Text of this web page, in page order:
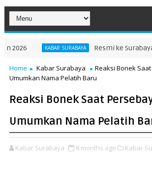
Resmi ke Surabaya! Aji Santoso Punya
Home Kabar Surabaya
Reaksi Bonek
Umumkan Nama Pelatih Baru
Reaksi Bonek Saat
Umumkan Nama Pelatih
Kabar Surabaya 8 months ago Kabar